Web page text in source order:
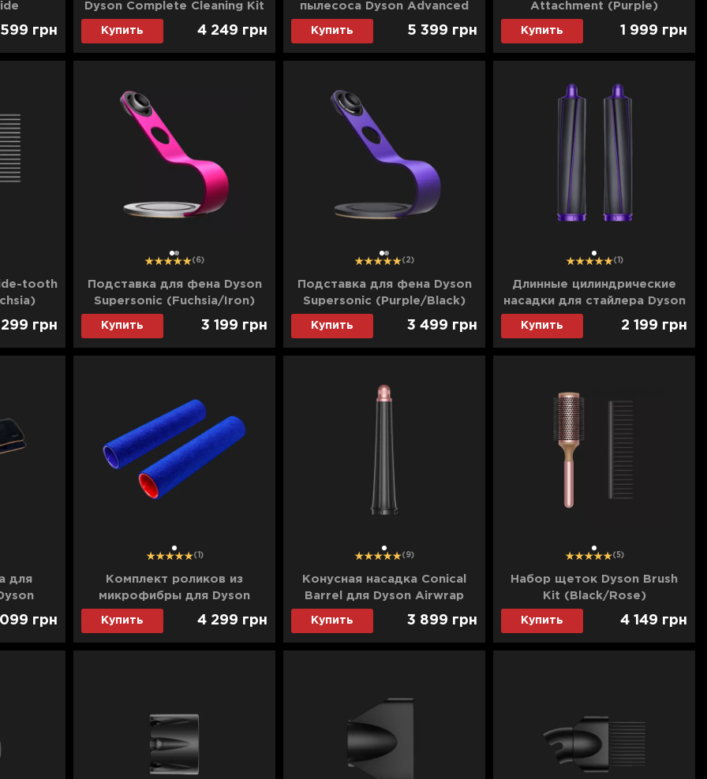
грн
Dyson Complete Cleaning Kit
Купить 4 249 грн
пылесоса Dyson Advanced
Cleaning Kit
Купить 5 399 грн
Attachment (Purple)
Купить 1 999 грн
tooth
грн
1 (6)
Подставка для фена Dyson
Supersonic (Fuchsia/Iron)
Купить 3 199 грн
1 (2)
Подставка для фена Dyson
Supersonic (Purple/Black)
Купить 3 499 грн
1 (1)
Длинные цилиндрические
насадки для стайлера Dyson
Airwrap 20mm (2шт)
Купить 2 199 грн
для
грн
1 (1)
Комплект роликов из
микрофибры для Dyson
WashG1 (973787-02)
Купить 4 299 грн
1 (9)
Конусная насадка Conical
Barrel для Dyson Airwrap
(Nickel/Blush Pink)
Купить 3 899 грн
1 (5)
Набор щеток Dyson Brush
Kit (Black/Rose)
Купить 4 149 грн